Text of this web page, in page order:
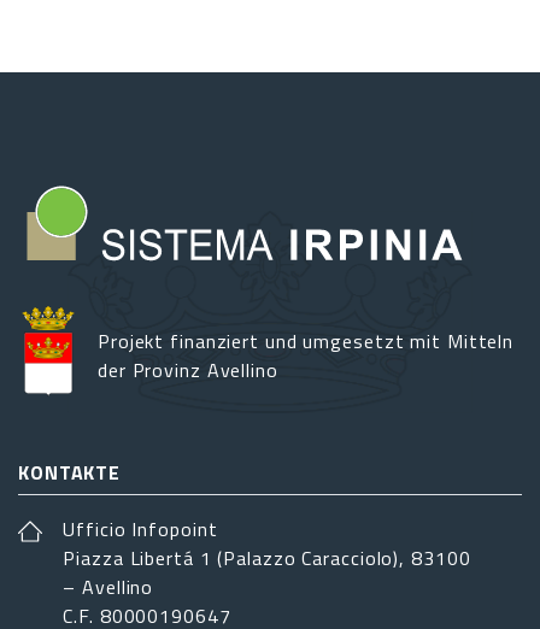
Projekt finanziert und umgesetzt mit Mitteln
der Provinz Avellino
KONTAKTE
Ufficio Infopoint
Piazza Libertá 1 (Palazzo Caracciolo), 83100
– Avellino
C.F. 80000190647